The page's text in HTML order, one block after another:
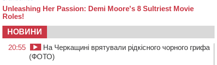
НОВИНИ
20:55
На Черкащині врятували рідкісного чорного грифа
(ФОТО)